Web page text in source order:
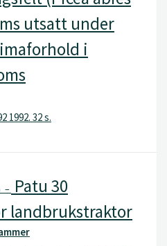
utsatt under
i
1992. 32 s.
– Patu 30
landbrukstraktor